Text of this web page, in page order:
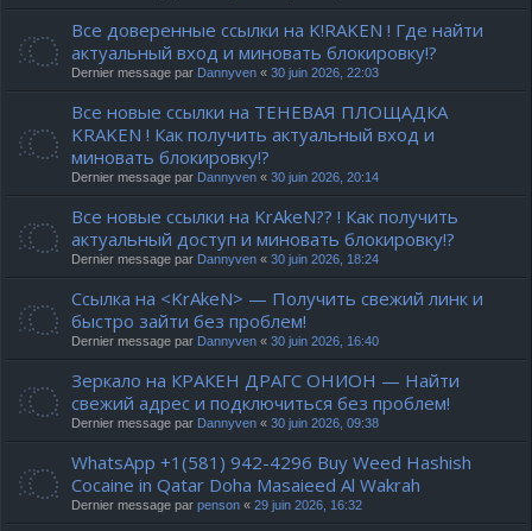
Все доверенные ссылки на K!RAKEN ! Где найти
актуальный вход и миновать блокировку!?
Dernier message par Dannyven « 30 juin 2026, 22:03
Все новые ссылки на ТЕНЕВАЯ ПЛОЩАДКА
KRAKEN ! Как получить актуальный вход и
миновать блокировку!?
Dernier message par Dannyven « 30 juin 2026, 20:14
Все новые ссылки на KrAkeN?? ! Как получить
актуальный доступ и миновать блокировку!?
Dernier message par Dannyven « 30 juin 2026, 18:24
Ссылка на <KrAkeN> — Получить свежий линк и
быстро зайти без проблем!
Dernier message par Dannyven « 30 juin 2026, 16:40
Зеркало на КРАКЕН ДРАГС ОНИОН — Найти
свежий адрес и подключиться без проблем!
Dernier message par Dannyven « 30 juin 2026, 09:38
WhatsApp +1(581) 942-4296 Buy Weed Hashish
Cocaine in Qatar Doha Masaieed Al Wakrah
Dernier message par penson « 29 juin 2026, 16:32